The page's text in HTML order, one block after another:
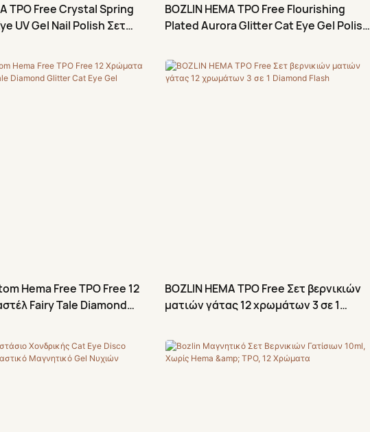
TPO Free Crystal Spring
UV Gel Nail Polish Σετ
BOZLIN HEMA TPO Free Flourishing
Plated Aurora Glitter Cat Eye Gel Polish
Hema Free TPO Free 12
Fairy Tale Diamond
BOZLIN HEMA TPO Free Σετ βερνικιών
ματιών γάτας 12 χρωμάτων 3 σε 1